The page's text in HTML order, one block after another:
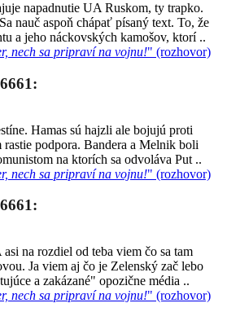
napadnutie UA Ruskom, ty trapko.
nauč aspoň chápať písaný text. To, že
a jeho náckovských kamošov, ktorí ..
nech sa pripraví na vojnu!" (rozhovor)
Hamas sú hajzli ale bojujú proti
rastie podpora. Bandera a Melnik boli
na ktorích sa odvoláva Put ..
nech sa pripraví na vojnu!" (rozhovor)
na rozdiel od teba viem čo sa tam
Ja viem aj čo je Zelenský zač lebo
a zakázané" opozične média ..
nech sa pripraví na vojnu!" (rozhovor)